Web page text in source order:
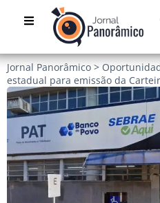
Jornal Panorâmico >
estadual para emissão da